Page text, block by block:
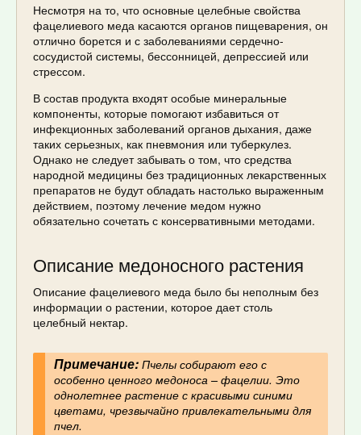
Несмотря на то, что основные целебные свойства
фацелиевого меда касаются органов пищеварения, он
отлично борется и с заболеваниями сердечно-
сосудистой системы, бессонницей, депрессией или
стрессом.
В состав продукта входят особые минеральные
компоненты, которые помогают избавиться от
инфекционных заболеваний органов дыхания, даже
таких серьезных, как пневмония или туберкулез.
Однако не следует забывать о том, что средства
народной медицины без традиционных лекарственных
препаратов не будут обладать настолько выраженным
действием, поэтому лечение медом нужно
обязательно сочетать с консервативными методами.
Описание медоносного растения
Описание фацелиевого меда было бы неполным без
информации о растении, которое дает столь
целебный нектар.
Примечание:Пчелы собирают его с
особенно ценного медоноса – фацелии. Это
однолетнее растение с красивыми синими
цветами, чрезвычайно привлекательными для
пчел.